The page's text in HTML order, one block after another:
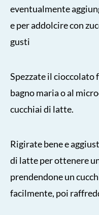
eventualmente
e per addolcire con
gusti
Spezzate il cioccolato
bagno maria o al
cucchiai di latte.
Rigirate bene e
di latte per ottenere
prendendone un
facilmente, poi